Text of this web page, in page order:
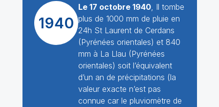
1940
Le 17 octobre 1940, Il tombe
plus de 1000 mm de pluie en
24h St Laurent de Cerdans
(Pyrénées orientales) et 840
mm à La Llau (Pyrénées
orientales) soit l’équivalent
d’un an de précipitations (la
valeur exacte n’est pas
connue car le pluviomètre de